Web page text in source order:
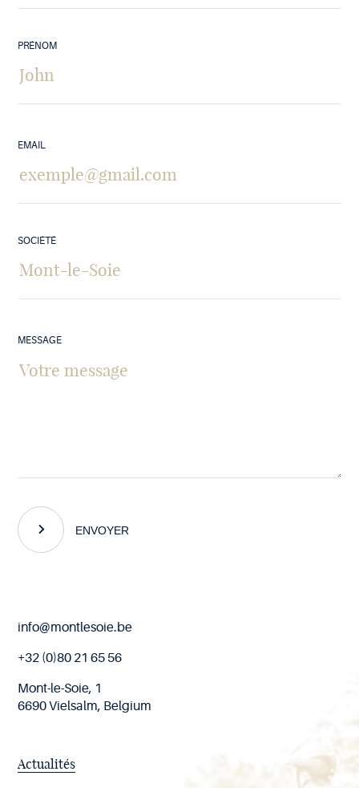
PRÉNOM
EMAIL
SOCIÉTÉ
MESSAGE
ENVOYER
Fin
page
info@montlesoie.be
+32 (0)80 21 65 56
Mont-le-Soie, 1
6690 Vielsalm, Belgium
Actualités